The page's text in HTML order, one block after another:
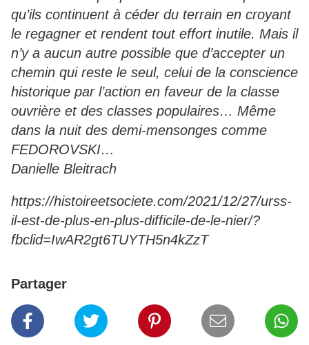
qu’ils continuent à céder du terrain en croyant
le regagner et rendent tout effort inutile. Mais il
n’y a aucun autre possible que d’accepter un
chemin qui reste le seul, celui de la conscience
historique par l’action en faveur de la classe
ouvrière et des classes populaires… Même
dans la nuit des demi-mensonges comme
FEDOROVSKI…
Danielle Bleitrach
https://histoireetsociete.com/2021/12/27/urss-
il-est-de-plus-en-plus-difficile-de-le-nier/?
fbclid=IwAR2gt6TUYTH5n4kZzT
Partager